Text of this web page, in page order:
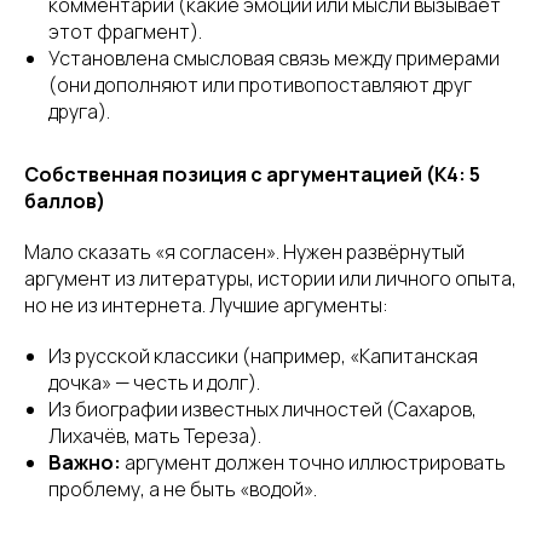
этот фрагмент).
Установлена смысловая связь между примерами
(они дополняют или противопоставляют друг
друга).
Собственная позиция с аргументацией (К4: 5
баллов)
Мало сказать «я согласен». Нужен развёрнутый
аргумент из литературы, истории или личного опыта,
но не из интернета. Лучшие аргументы:
Из русской классики (например, «Капитанская
дочка» — честь и долг).
Из биографии известных личностей (Сахаров,
Лихачёв, мать Тереза).
Важно: аргумент должен точно иллюстрировать
проблему, а не быть «водой».